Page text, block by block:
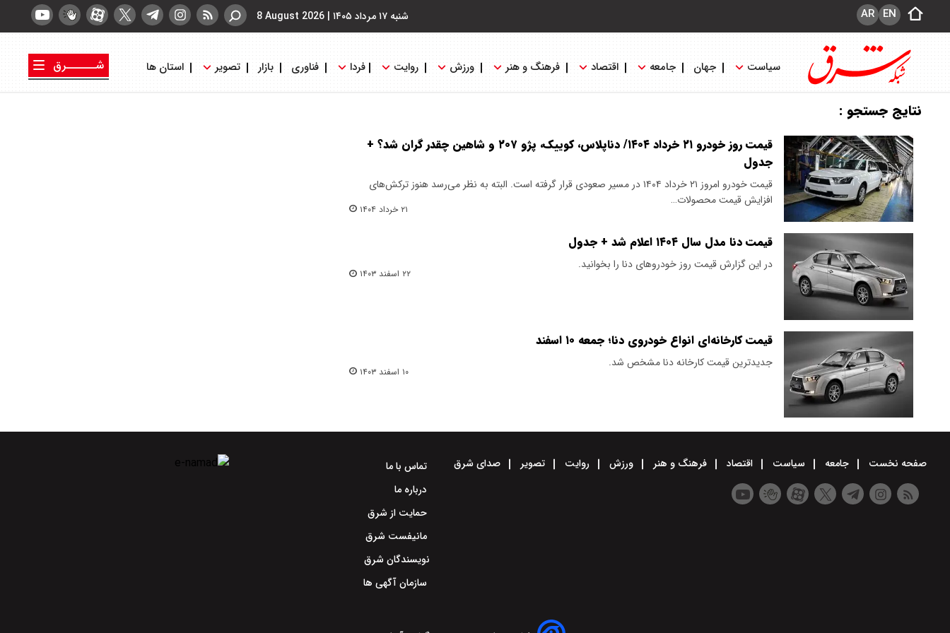
شنبه ۱۷ مرداد ۱۴۰۵ |
8 August 2026 EN
AR
سیاست جهان جامعه اقتصاد فرهنگ و هنر ورزش روایت فردا فناوری بازار تصویر استان ها
شــــــرق
نتایج جستجو :
قیمت روز خودرو ۲۱ خرداد ۱۴۰۴/ دناپلاس، کوییک، پژو ۲۰۷ و شاهین چقدر گران شد؟ +
جدول
قیمت خودرو امروز ۲۱ خرداد ۱۴۰۴ در مسیر صعودی قرار گرفته است. البته به نظر می‌رسد هنوز ترکش‌های
افزایش قیمت محصولات…
۲۱ خرداد ۱۴۰۴
قیمت دنا مدل سال ۱۴۰۴ اعلام شد + جدول
در این گزارش قیمت روز خودروهای دنا را بخوانید.
۲۲ اسفند ۱۴۰۳
قیمت کارخانه‌ای انواع خودروی دنا؛ جمعه ۱۰ اسفند
جدیدترین قیمت کارخانه دنا مشخص شد.
۱۰ اسفند ۱۴۰۳
صفحه نخست جامعه سیاست اقتصاد فرهنگ و هنر ورزش روایت تصویر صدای شرق
تماس با ما
درباره ما
حمایت از شرق
مانیفست شرق
نویسندگان شرق
سازمان آگهی ها